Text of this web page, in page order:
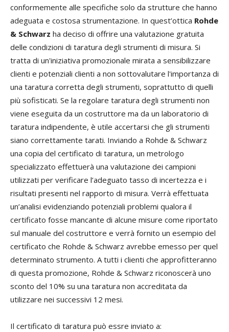
conformemente alle specifiche solo da strutture che hanno
adeguata e costosa strumentazione. In quest’ottica Rohde
& Schwarz ha deciso di offrire una valutazione gratuita
delle condizioni di taratura degli strumenti di misura. Si
tratta di un'iniziativa promozionale mirata a sensibilizzare
clienti e potenziali clienti a non sottovalutare l'importanza di
una taratura corretta degli strumenti, soprattutto di quelli
più sofisticati. Se la regolare taratura degli strumenti non
viene eseguita da un costruttore ma da un laboratorio di
taratura indipendente, è utile accertarsi che gli strumenti
siano correttamente tarati. Inviando a Rohde & Schwarz
una copia del certificato di taratura, un metrologo
specializzato effettuerà una valutazione dei campioni
utilizzati per verificare l’adeguato tasso di incertezza e i
risultati presenti nel rapporto di misura. Verrà effettuata
un’analisi evidenziando potenziali problemi qualora il
certificato fosse mancante di alcune misure come riportato
sul manuale del costruttore e verrà fornito un esempio del
certificato che Rohde & Schwarz avrebbe emesso per quel
determinato strumento. A tutti i clienti che approfitteranno
di questa promozione, Rohde & Schwarz riconoscerà uno
sconto del 10% su una taratura non accreditata da
utilizzare nei successivi 12 mesi.
Il certificato di taratura può essre inviato a: